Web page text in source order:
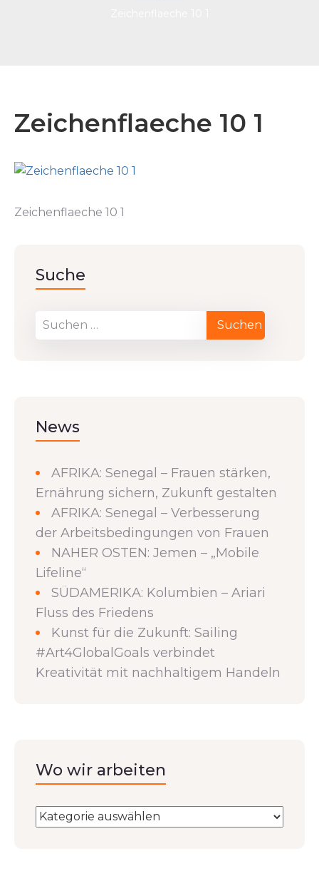
Zeichenflaeche 10 1
Zeichenflaeche 10 1
Suche
News
AFRIKA: Senegal – Frauen stärken,
Ernährung sichern, Zukunft gestalten
AFRIKA: Senegal – Verbesserung
der Arbeitsbedingungen von Frauen
NAHER OSTEN: Jemen – „Mobile
Lifeline“
SÜDAMERIKA: Kolumbien – Ariari
Fluss des Friedens
Kunst für die Zukunft: Sailing
#Art4GlobalGoals verbindet
Kreativität mit nachhaltigem Handeln
Wo wir arbeiten